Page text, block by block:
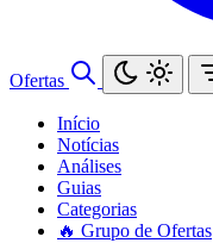
Ofertas
Início
Notícias
Análises
Guias
Categorias
🔥 Grupo de Ofertas